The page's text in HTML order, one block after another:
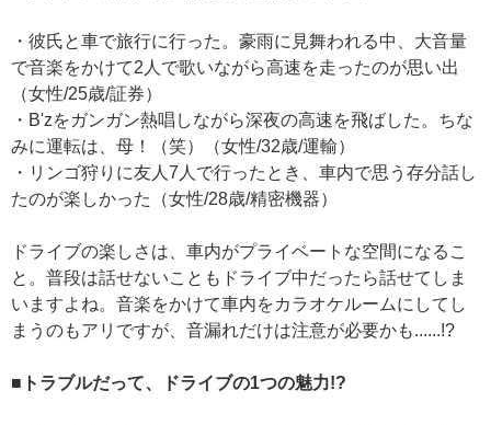
・彼氏と車で旅行に行った。豪雨に見舞われる中、大音量
で音楽をかけて2人で歌いながら高速を走ったのが思い出
（女性/25歳/証券）
・B'zをガンガン熱唱しながら深夜の高速を飛ばした。ちな
みに運転は、母！（笑）（女性/32歳/運輸）
・リンゴ狩りに友人7人で行ったとき、車内で思う存分話し
たのが楽しかった（女性/28歳/精密機器）
ドライブの楽しさは、車内がプライベートな空間になるこ
と。普段は話せないこともドライブ中だったら話せてしま
いますよね。音楽をかけて車内をカラオケルームにしてし
まうのもアリですが、音漏れだけは注意が必要かも......!?
■トラブルだって、ドライブの1つの魅力!?